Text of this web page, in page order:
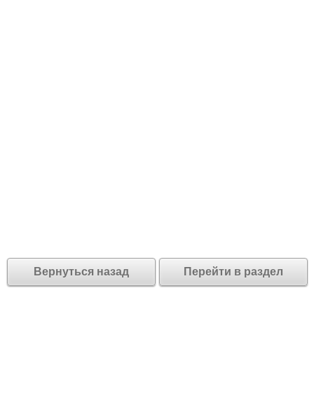
Вернуться назад Перейти в раздел